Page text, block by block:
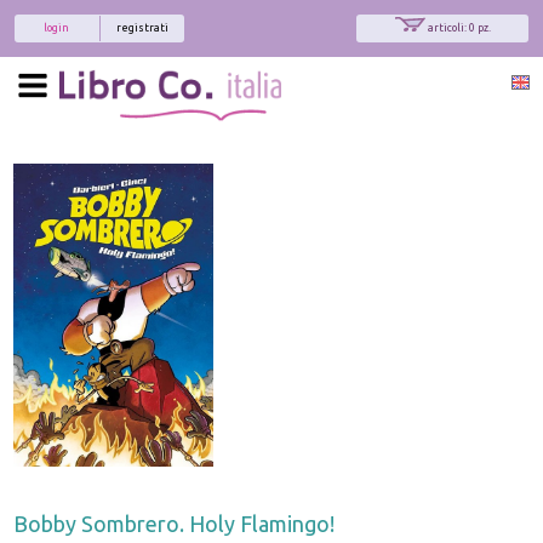
articoli: 0 pz.
registrati
login
Bobby Sombrero. Holy Flamingo!